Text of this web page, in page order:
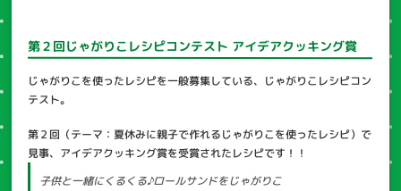
第２回じゃがりこレシピコンテスト アイデアクッキング賞
じゃがりこを使ったレシピを一般募集している、じゃがりこレシピコン
テスト。
第２回（テーマ：夏休みに親子で作れるじゃがりこを使ったレシピ）で
見事、アイデアクッキング賞を受賞されたレシピです！！
子供と一緒にくるくる♪ロールサンドをじゃがりこ